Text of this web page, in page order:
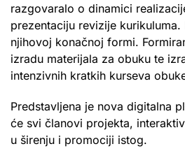
razgovaralo o dinamici
prezentaciju revizije kurikuluma.
njihovoj konačnoj formi.
izradu materijala za obuku te
intenzivnih kratkih kurseva
Predstavljena je nova digitalna
će svi članovi projekta,
u širenju i promociji istog.